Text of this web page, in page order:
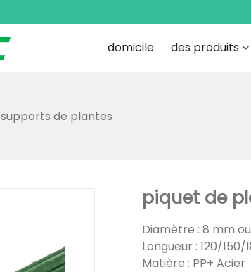
domicile des produits
supports de plantes
piquet de
Diamètre : 8 mm ou
Longueur : 120/150/
Matière : PP+ Acier